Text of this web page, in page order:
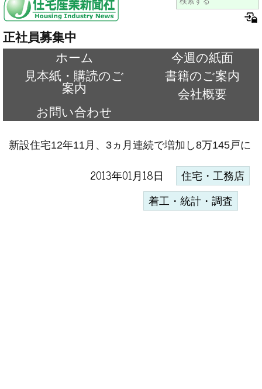
正社員募集中
ホーム
今週の紙面
見本紙・購読のご
案内
書籍のご案内
会社概要
お問い合わせ
新設住宅12年11月、3ヵ月連続で増加し8万145戸に
2013年01月18日 住宅・工務店
着工・統計・調査